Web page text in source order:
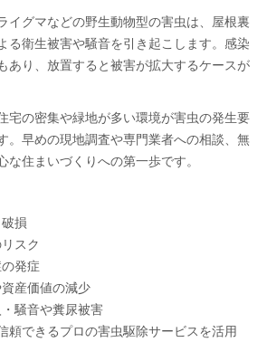
イグマなどの野生動物型の害虫は、屋根裏
る衛生被害や騒音を引き起こします。感染
あり、放置すると被害が拡大するケースが
宅の密集や緑地が多い環境が害虫の発生要
。早めの現地調査や専門業者への相談、無
住まいづくりへの第一歩です。
損
スク
発症
産価値の減少
騒音や糞尿被害
頼できるプロの害虫駆除サービスを活用